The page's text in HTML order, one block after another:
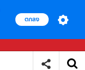
ตกลง